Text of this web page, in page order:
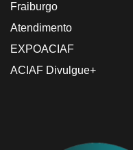
Fraiburgo
Atendimento
EXPOACIAF
ACIAF Divulgue+